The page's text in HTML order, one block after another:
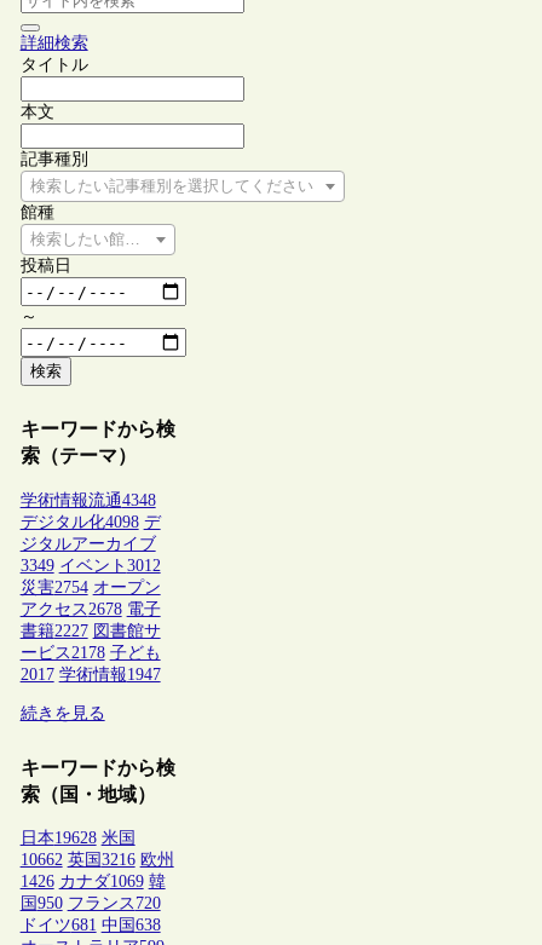
詳細検索
タイトル
本文
記事種別
検索したい記事種別を選択してください
館種
検索したい館種を選択してください
投稿日
～
検索
キーワードから検
索（テーマ）
学術情報流通4348
デジタル化4098 デ
ジタルアーカイブ
3349 イベント 3012
災害2754 オープン
アクセス 2678 電子
書籍2227 図書館サ
ービス 2178 子ども
2017 学術情報1947
続きを見る
キーワードから検
索（国・地域）
日本19628 米国
10662 英国 3216 欧州
1426 カナダ1069 韓
国 950 フランス 720
ドイツ681 中国 638